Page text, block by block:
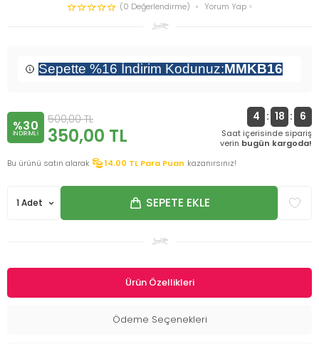
(0 Değerlendirme)
Yorum Yap
Sepette %16 İndirim Kodunuz:MMKB16
%30
INDIRIMLI
500,00TL
350,00 TL
4 : 18 : 6
Saat içerisinde sipariş
verin bugün kargoda!
Bu ürünü satın alarak
14.00 TL Para Puan kazanırsınız!
SEPETE EKLE
Ürün Özellikleri
Ödeme Seçenekleri